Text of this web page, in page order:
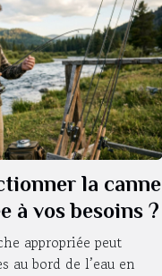
la canne
à vos besoins ?
appropriée peut
au bord de l’eau en